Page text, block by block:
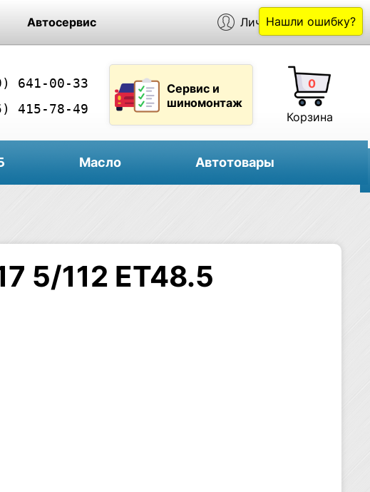
Автосервис Личный кабинет
641-00-33
415-78-49
Сервис и
шиномонтаж
0
Корзина
Масло Автотовары
5/112 ET48.5
Нашли ошибку?